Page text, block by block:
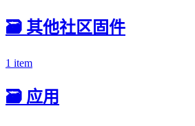
🗃️ 其他社区固件
1 item
🗃️ 应用